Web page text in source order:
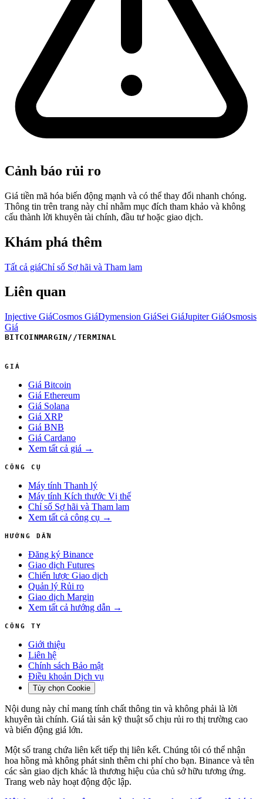
Cảnh báo rủi ro
Giá tiền mã hóa biến động mạnh và có thể thay đổi nhanh chóng.
Thông tin trên trang này chỉ nhằm mục đích tham khảo và không
cấu thành lời khuyên tài chính, đầu tư hoặc giao dịch.
Khám phá thêm
Tất cả giáChỉ số Sợ hãi và Tham lam
Liên quan
Injective GiáCosmos GiáDymension GiáSei GiáJupiter GiáOsmosis
Giá
BITCOINMARGIN//TERMINAL
GIÁ
Giá Bitcoin
Giá Ethereum
Giá Solana
Giá XRP
Giá BNB
Giá Cardano
Xem tất cả giá →
CÔNG CỤ
Máy tính Thanh lý
Máy tính Kích thước Vị thế
Chỉ số Sợ hãi và Tham lam
Xem tất cả công cụ →
HƯỚNG DẪN
Đăng ký Binance
Giao dịch Futures
Chiến lược Giao dịch
Quản lý Rủi ro
Giao dịch Margin
Xem tất cả hướng dẫn →
CÔNG TY
Giới thiệu
Liên hệ
Chính sách Bảo mật
Điều khoản Dịch vụ
Tùy chọn Cookie
Nội dung này chỉ mang tính chất thông tin và không phải là lời
khuyên tài chính. Giá tài sản kỹ thuật số chịu rủi ro thị trường cao
và biến động giá lớn.
Một số trang chứa liên kết tiếp thị liên kết. Chúng tôi có thể nhận
hoa hồng mà không phát sinh thêm chi phí cho bạn. Binance và tên
các sàn giao dịch khác là thương hiệu của chủ sở hữu tương ứng.
Trang web này hoạt động độc lập.